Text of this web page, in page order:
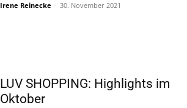
Irene Reinecke - 30. November 2021
LUV SHOPPING: Highlights im
Oktober